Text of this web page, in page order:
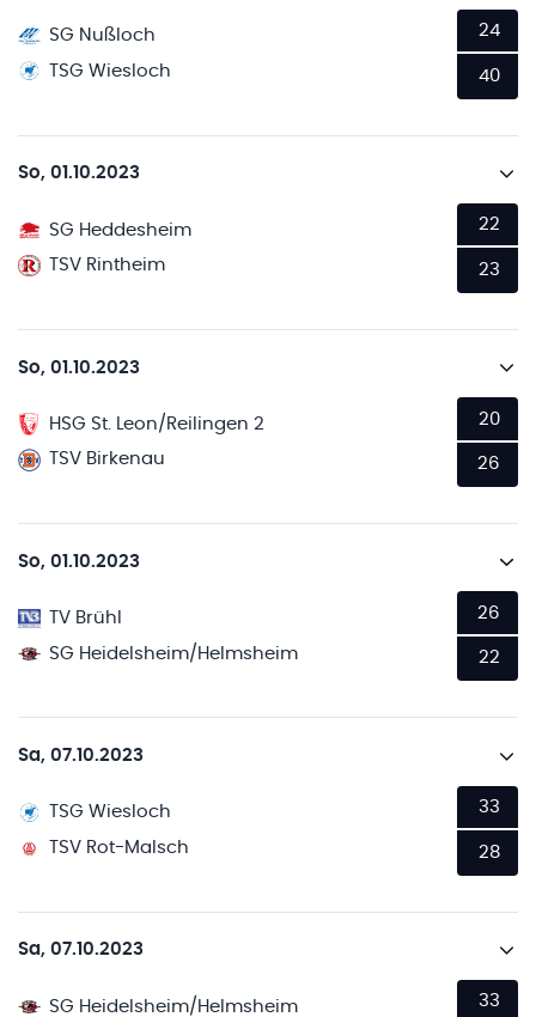
SG Nußloch
TSG Wiesloch
24
40
So, 01.10.2023
SG Heddesheim
TSV Rintheim
22
23
So, 01.10.2023
HSG St. Leon/Reilingen 2
TSV Birkenau
20
26
So, 01.10.2023
TV Brühl
SG Heidelsheim/Helmsheim
26
22
Sa, 07.10.2023
TSG Wiesloch
TSV Rot-Malsch
33
28
Sa, 07.10.2023
SG Heidelsheim/Helmsheim
33